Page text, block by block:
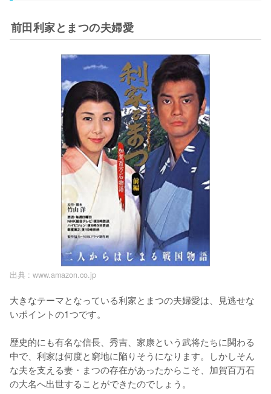
前田利家とまつの夫婦愛
出典 : www.amazon.co.jp
大きなテーマとなっている利家とまつの夫婦愛は、見逃せな
いポイントの1つです。
歴史的にも有名な信長、秀吉、家康という武将たちに関わる
中で、利家は何度と窮地に陥りそうになります。しかしそん
な夫を支える妻・まつの存在があったからこそ、加賀百万石
の大名へ出世することができたのでしょう。